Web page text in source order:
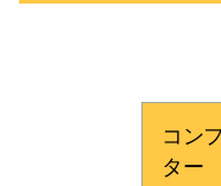
コン
ター